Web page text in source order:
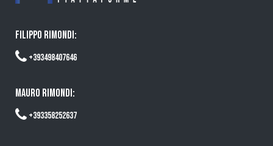
FILIPPO RIMONDI:
+393498407646
MAURO RIMONDI:
+393358252637